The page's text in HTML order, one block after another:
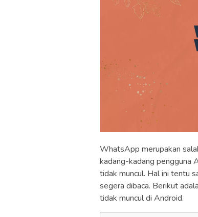
WhatsApp merupakan
kadang-kadang pengguna
tidak muncul. Hal ini tentu
segera dibaca. Berikut
tidak muncul di Android.